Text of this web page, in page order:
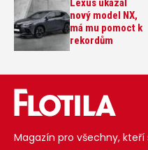
Lexus ukázal
nový model NX,
má mu pomoct k
rekordům
Magazín pro všechny,